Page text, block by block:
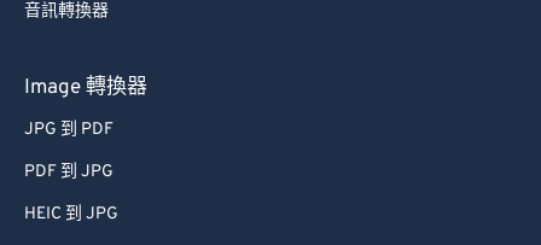
音訊轉換器
Image 轉換器
JPG 到 PDF
PDF 到 JPG
HEIC 到 JPG